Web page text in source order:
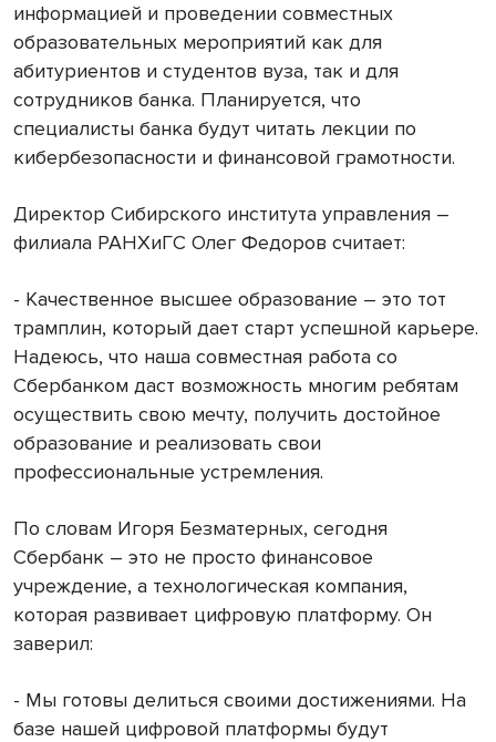
информацией и проведении совместных
образовательных мероприятий как для
абитуриентов и студентов вуза, так и для
сотрудников банка. Планируется, что
специалисты банка будут читать лекции по
кибербезопасности и финансовой грамотности.
Директор Сибирского института управления –
филиала РАНХиГС Олег Федоров считает:
- Качественное высшее образование – это тот
трамплин, который дает старт успешной карьере.
Надеюсь, что наша совместная работа со
Сбербанком даст возможность многим ребятам
осуществить свою мечту, получить достойное
образование и реализовать свои
профессиональные устремления.
По словам Игоря Безматерных, сегодня
Сбербанк – это не просто финансовое
учреждение, а технологическая компания,
которая развивает цифровую платформу. Он
заверил:
- Мы готовы делиться своими достижениями. На
базе нашей цифровой платформы будут